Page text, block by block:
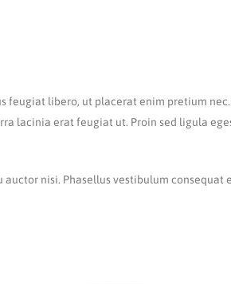
feugiat libero, ut placerat enim pretium
lacinia erat feugiat ut. Proin sed ligula
nisi. Phasellus vestibulum consequat